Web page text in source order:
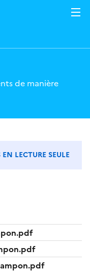
de manière
LECTURE SEULE
PAS MODIFIABLES.